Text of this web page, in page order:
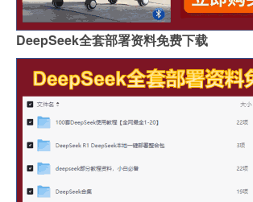
DeepSeek全套部署资料免费下载